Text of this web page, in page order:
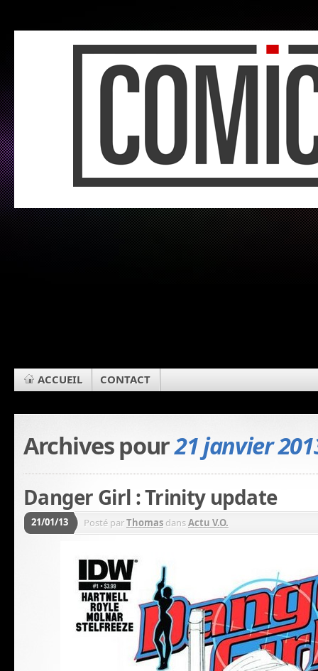
ACCUEIL CONTACT
Archives pour21 janvier
Danger Girl : Trinity update
21/01/13 Posté parThomas dansActu V.O.